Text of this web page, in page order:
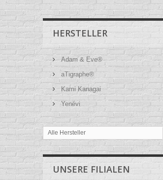
HERSTELLER
Adam & Eve®
aTigraphe®
Kami Kanagai
Yenévi
Alle Hersteller
UNSERE FILIALEN